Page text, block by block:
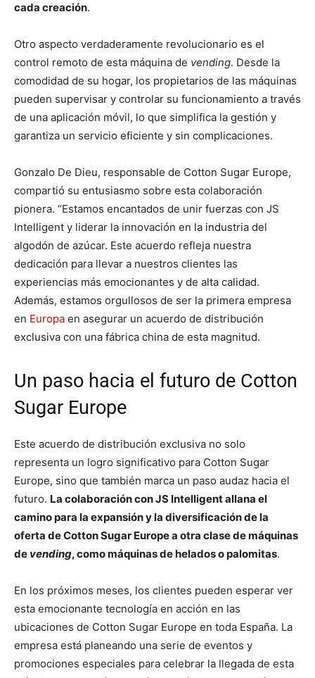
cada creación.
Otro aspecto verdaderamente revolucionario es el
control remoto de esta máquina de vending. Desde la
comodidad de su hogar, los propietarios de las máquinas
pueden supervisar y controlar su funcionamiento a través
de una aplicación móvil, lo que simplifica la gestión y
garantiza un servicio eficiente y sin complicaciones.
Gonzalo De Dieu, responsable de Cotton Sugar Europe,
compartió su entusiasmo sobre esta colaboración
pionera. “Estamos encantados de unir fuerzas con JS
Intelligent y liderar la innovación en la industria del
algodón de azúcar. Este acuerdo refleja nuestra
dedicación para llevar a nuestros clientes las
experiencias más emocionantes y de alta calidad.
Además, estamos orgullosos de ser la primera empresa
en Europa en asegurar un acuerdo de distribución
exclusiva con una fábrica china de esta magnitud.
Un paso hacia el futuro de Cotton
Sugar Europe
Este acuerdo de distribución exclusiva no solo
representa un logro significativo para Cotton Sugar
Europe, sino que también marca un paso audaz hacia el
futuro. La colaboración con JS Intelligent allana el
camino para la expansión y la diversificación de la
oferta de Cotton Sugar Europe a otra clase de máquinas
de vending, como máquinas de helados o palomitas.
En los próximos meses, los clientes pueden esperar ver
esta emocionante tecnología en acción en las
ubicaciones de Cotton Sugar Europe en toda España. La
empresa está planeando una serie de eventos y
promociones especiales para celebrar la llegada de esta